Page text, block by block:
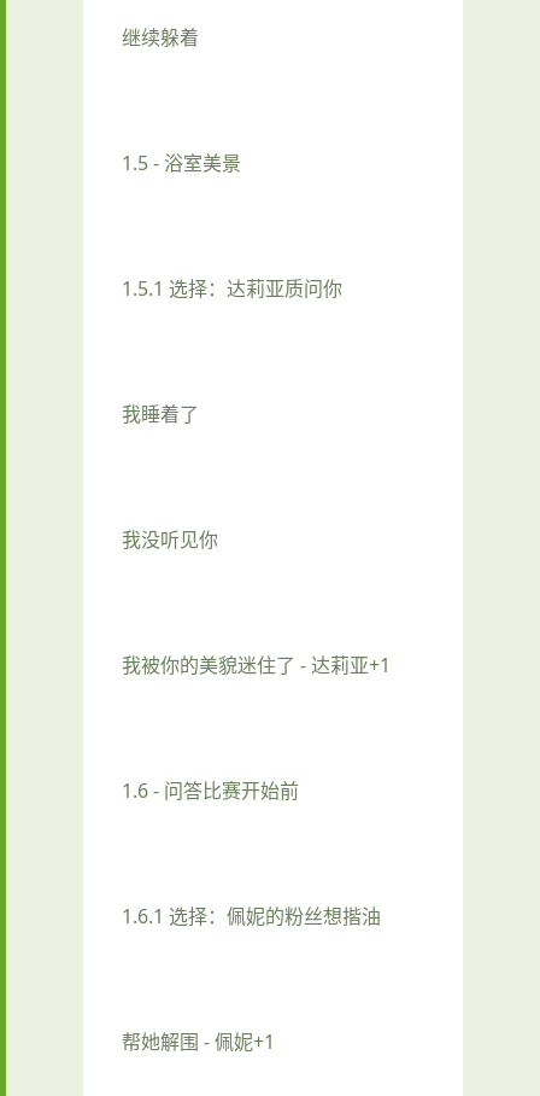
继续躲着
1.5 - 浴室美景
1.5.1 选择：达莉亚质问你
我睡着了
我没听见你
我被你的美貌迷住了 - 达莉亚+1
1.6 - 问答比赛开始前
1.6.1 选择：佩妮的粉丝想揩油
帮她解围 - 佩妮+1